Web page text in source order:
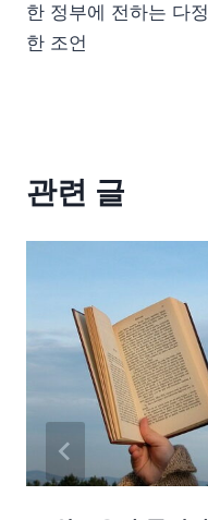
한 정부에 전하는 다정
한 조언
관련 글